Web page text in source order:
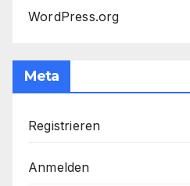
WordPress.org
Meta
Registrieren
Anmelden